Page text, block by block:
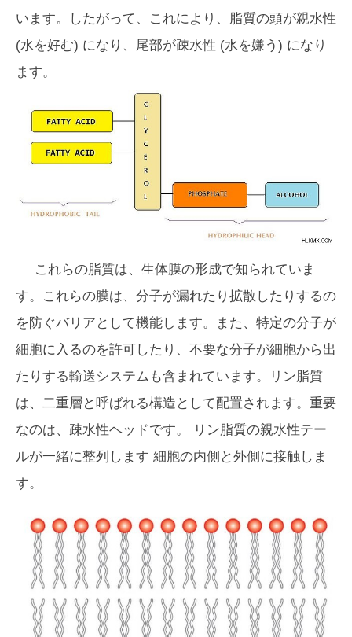
います。したがって、これにより、脂質の頭が親水性
(水を好む) になり、尾部が疎水性 (水を嫌う) になり
ます。
これらの脂質は、生体膜の形成で知られていま
す。これらの膜は、分子が漏れたり拡散したりするの
を防ぐバリアとして機能します。また、特定の分子が
細胞に入るのを許可したり、不要な分子が細胞から出
たりする輸送システムも含まれています。リン脂質
は、二重層と呼ばれる構造として配置されます。重要
なのは、 疎水性ヘッドです。 リン脂質の親水性テー
ルが一緒に整列します 細胞の内側と外側に接触しま
す。